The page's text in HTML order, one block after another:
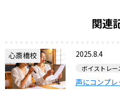
関連
心斎橋校 2025.8.4
ボイストレー
声にコンプ